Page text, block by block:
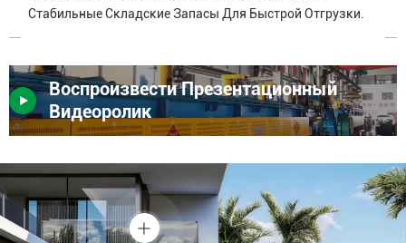
Стабильные Складские Запасы Для Быстрой Отгрузки.
Воспроизвести Презентационный
Видеоролик